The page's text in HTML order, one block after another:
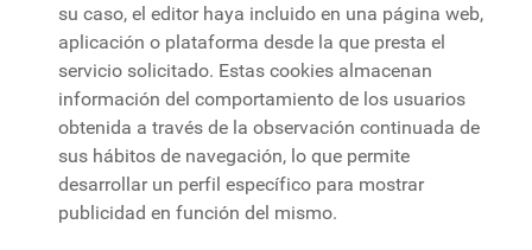
su caso, el editor haya incluido en una página web,
aplicación o plataforma desde la que presta el
servicio solicitado. Estas cookies almacenan
información del comportamiento de los usuarios
obtenida a través de la observación continuada de
sus hábitos de navegación, lo que permite
desarrollar un perfil específico para mostrar
publicidad en función del mismo.